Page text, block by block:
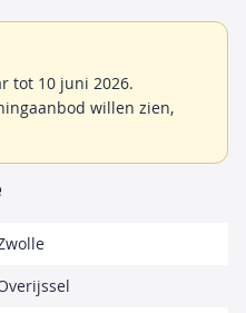
tot 10 juni 2026.
willen zien,